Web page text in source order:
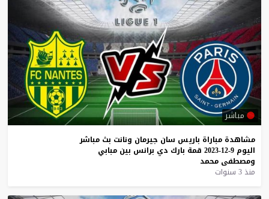
مباشر
مشاهدة مباراة باريس سان جيرمان ونانت بث مباشر
اليوم 9-12-2023 قمة بارك دي برانس بين مبابي
ومصطفى محمد
منذ 3 سنوات